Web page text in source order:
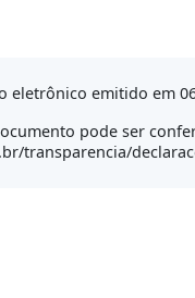
eletrônico emitido em
pode ser
transparencia/